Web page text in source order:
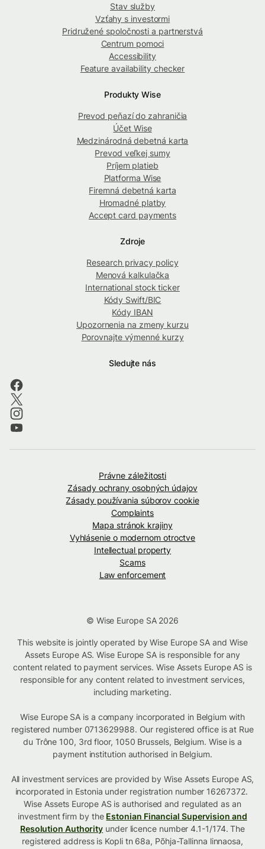
Stav služby
Vzťahy s investormi
Pridružené spoločnosti a partnerstvá
Centrum pomoci
Accessibility
Feature availability checker
Produkty Wise
Prevod peňazí do zahraničia
Účet Wise
Medzinárodná debetná karta
Prevod veľkej sumy
Príjem platieb
Platforma Wise
Firemná debetná karta
Hromadné platby
Accept card payments
Zdroje
Research privacy policy
Menová kalkulačka
International stock ticker
Kódy Swift/BIC
Kódy IBAN
Upozornenia na zmeny kurzu
Porovnajte výmenné kurzy
Sledujte nás
Právne záležitosti
Zásady ochrany osobných údajov
Zásady používania súborov cookie
Complaints
Mapa stránok krajiny
Vyhlásenie o modernom otroctve
Intellectual property
Scams
Law enforcement
© Wise Europe SA 2026
This website is jointly operated by Wise Europe SA and Wise
Assets Europe AS. Wise Europe SA is responsible for any
content related to payment services. Wise Assets Europe AS is
responsible for any content related to investment services,
including marketing.
Wise Europe SA is a company incorporated in Belgium with
registered number 0713629988. Our registered office is at Rue
du Trône 100, 3rd floor, 1050 Brussels, Belgium. Wise is a
payment institution authorised in Belgium.
All investment services are provided by Wise Assets Europe AS,
incorporated in Estonia under registration number 16267372.
Wise Assets Europe AS is authorised and regulated as an
investment firm by the Estonian Financial Supervision and
Resolution Authority under licence number 4.1-1/174. The
registered address is Kopli tn 68a, Põhja-Tallinna linnaosa,